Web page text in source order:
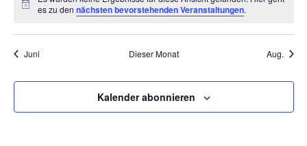
Hinweises zu dennächsten bevorstehenden Veranstaltungen.
Juni Dieser Monat Aug.
Kalender abonnieren